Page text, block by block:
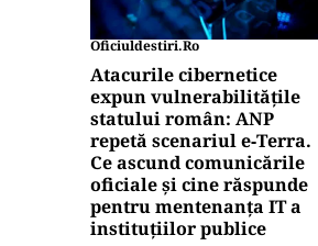
Oficiuldestiri.ro
Atacurile cibernetice
expun vulnerabilitățile
statului român: ANP
repetă scenariul e‑Terra.
Ce ascund comunicările
oficiale și cine răspunde
pentru mentenanța IT a
instituțiilor publice